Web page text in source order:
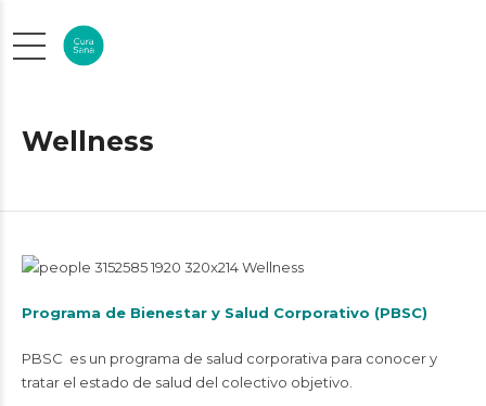
Wellness
Programa de Bienestar y Salud Corporativo (PBSC)
PBSC es un programa de salud corporativa para conocer y
tratar el estado de salud del colectivo objetivo.